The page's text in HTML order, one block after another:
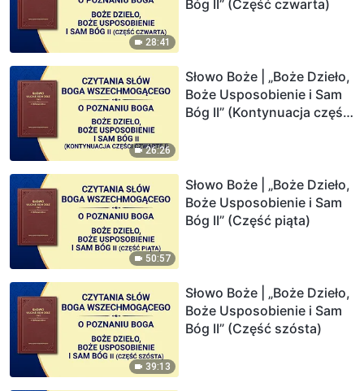
28:41
Bóg II” (Część czwarta)
26:26
Słowo Boże | „Boże Dzieło,
Boże Usposobienie i Sam
Bóg II” (Kontynuacja części
50:57
Słowo Boże | „Boże Dzieło,
Boże Usposobienie i Sam
Bóg II” (Część piąta)
39:13
Słowo Boże | „Boże Dzieło,
Boże Usposobienie i Sam
Bóg II” (Część szósta)